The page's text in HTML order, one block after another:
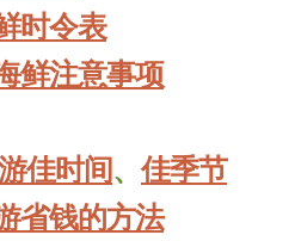
时令表
鲜注意事项
佳时间、佳季节
省钱的方法